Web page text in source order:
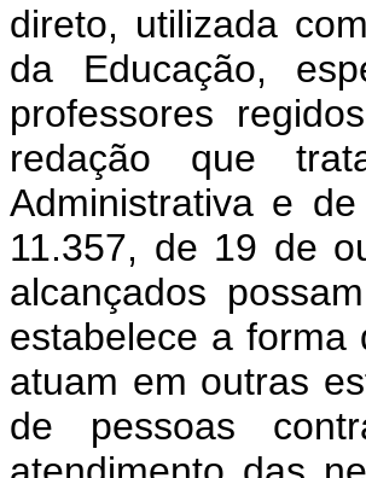
direto, utilizada
da Educação,
professores
redação que
Administrativa e
11.357, de 19 de
alcançados
estabelece a forma
atuam em outras
de pessoas